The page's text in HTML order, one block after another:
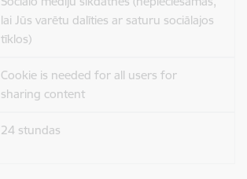
lai Jūs varētu dalīties ar saturu sociālajos
tīklos)
Cookie is needed for all users for
sharing content
24 stundas